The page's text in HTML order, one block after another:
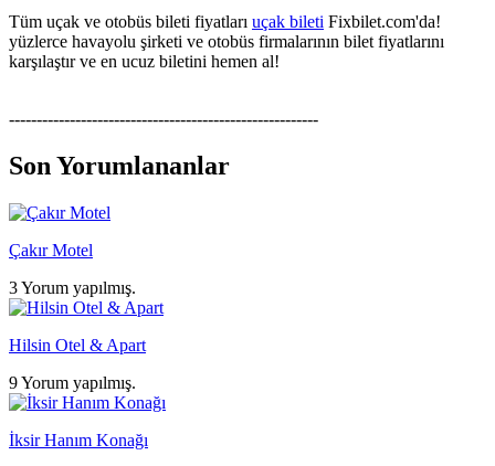
Tüm uçak ve otobüs bileti fiyatları uçak bileti Fixbilet.com'da!
yüzlerce havayolu şirketi ve otobüs firmalarının bilet fiyatlarını
karşılaştır ve en ucuz biletini hemen al!
--------------------------------------------------------
Son Yorumlananlar
Çakır Motel
3 Yorum yapılmış.
Hilsin Otel & Apart
9 Yorum yapılmış.
İksir Hanım Konağı